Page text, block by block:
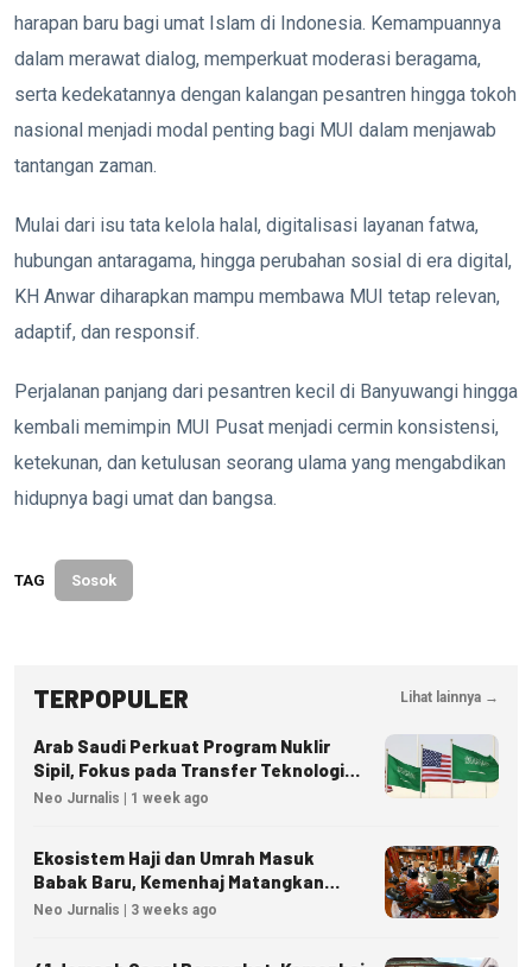
harapan baru bagi umat Islam di Indonesia. Kemampuannya
dalam merawat dialog, memperkuat moderasi beragama,
serta kedekatannya dengan kalangan pesantren hingga tokoh
nasional menjadi modal penting bagi MUI dalam menjawab
tantangan zaman.
Mulai dari isu tata kelola halal, digitalisasi layanan fatwa,
hubungan antaragama, hingga perubahan sosial di era digital,
KH Anwar diharapkan mampu membawa MUI tetap relevan,
adaptif, dan responsif.
Perjalanan panjang dari pesantren kecil di Banyuwangi hingga
kembali memimpin MUI Pusat menjadi cermin konsistensi,
ketekunan, dan ketulusan seorang ulama yang mengabdikan
hidupnya bagi umat dan bangsa.
TAG Sosok
TERPOPULER Lihat lainnya →
Arab Saudi Perkuat Program Nuklir
Sipil, Fokus pada Transfer Teknologi
dan Kedaulatan Energi
Neo Jurnalis | 1 week ago
Ekosistem Haji dan Umrah Masuk
Babak Baru, Kemenhaj Matangkan
Regulasi Nasional
Neo Jurnalis | 3 weeks ago